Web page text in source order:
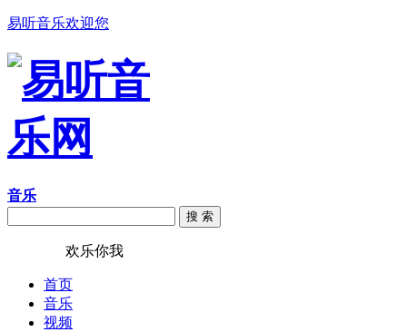
易听音乐欢迎您
音乐
搜 索
欢乐你我
首页
音乐
视频